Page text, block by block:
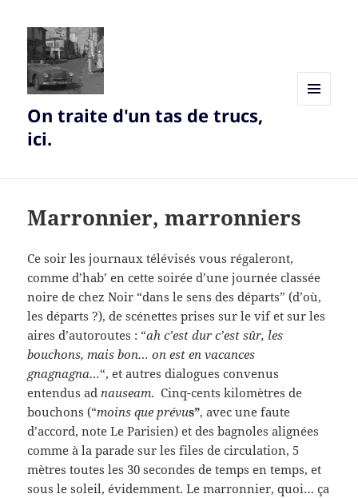
On traite d'un tas de trucs,
ici.
Marronnier, marronniers
Ce soir les journaux télévisés vous régaleront,
comme d’hab’ en cette soirée d’une journée classée
noire de chez Noir “dans le sens des départs” (d’où,
les départs ?), de scénettes prises sur le vif et sur les
aires d’autoroutes : “ah c’est dur c’est sûr, les
bouchons, mais bon… on est en vacances
gnagnagna…“, et autres dialogues convenus
entendus adnauseam. Cinq-cents kilomètres de
bouchons (“moins que prévus”, avec une faute
d’accord, note Le Parisien) et des bagnoles alignées
comme à la parade sur les files de circulation, 5
mètres toutes les 30 secondes de temps en temps, et
sous le soleil, évidemment. Le marronnier, quoi… ça